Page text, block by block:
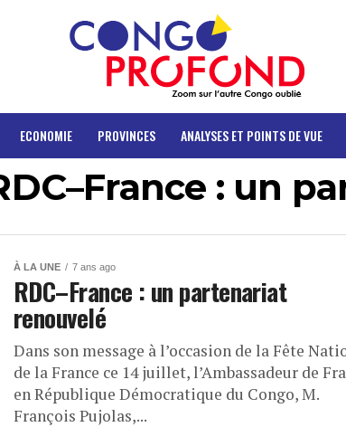
ECONOMIE PROVINCES ANALYSES ET POINTS DE VUE
: un
À LA UNE 7 ans ago
RDC–France : un partenariat
renouvelé
Dans son message à l’occasion de la Fête
de la France ce 14 juillet, l’Ambassadeur de
en République Démocratique du Congo, M.
François Pujolas,...